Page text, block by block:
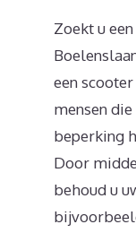
Zoekt u
een
mensen
beperking
Door
behoud u